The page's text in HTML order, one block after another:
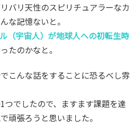
バリ天性のスピリチュアラーなカ
な記憶ないと。
（宇宙人）が地球人への初転生時
たのかなと。
こんな話をすることに恐るべし雰
つでしたので、ますます課題を達
頑張ろうと思いました。